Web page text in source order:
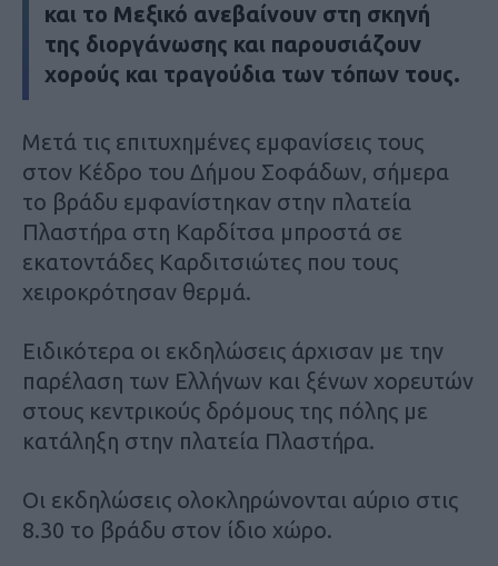
και το Μεξικό ανεβαίνουν στη σκηνή
της διοργάνωσης και παρουσιάζουν
χορούς και τραγούδια των τόπων τους.
Μετά τις επιτυχημένες εμφανίσεις τους
στον Κέδρο του Δήμου Σοφάδων, σήμερα
το βράδυ εμφανίστηκαν στην πλατεία
Πλαστήρα στη Καρδίτσα μπροστά σε
εκατοντάδες Καρδιτσιώτες που τους
χειροκρότησαν θερμά.
Ειδικότερα οι εκδηλώσεις άρχισαν με την
παρέλαση των Ελλήνων και ξένων χορευτών
στους κεντρικούς δρόμους της πόλης με
κατάληξη στην πλατεία Πλαστήρα.
Οι εκδηλώσεις ολοκληρώνονται αύριο στις
8.30 το βράδυ στον ίδιο χώρο.